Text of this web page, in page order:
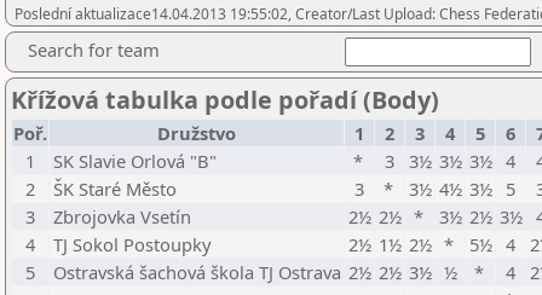
Poslední aktualizace14.04.2013 19:55:02, Creator/Last Upload: Chess
Search for team
Křížová tabulka podle pořadí (Body)
Poř. Družstvo 1 2 3 4 5 6
1
SK Slavie Orlová "B" * 3 3½ 3½ 3½ 4
2
ŠK Staré Město 3 * 3½ 4½ 3½ 5
3
Zbrojovka Vsetín 2½ 2½ * 3½ 2½ 3½
4
TJ Sokol Postoupky 2½ 1½ 2½ * 5½ 4
5
Ostravská šachová škola TJ Ostrava 2½ 2½ 3½ ½ * 4